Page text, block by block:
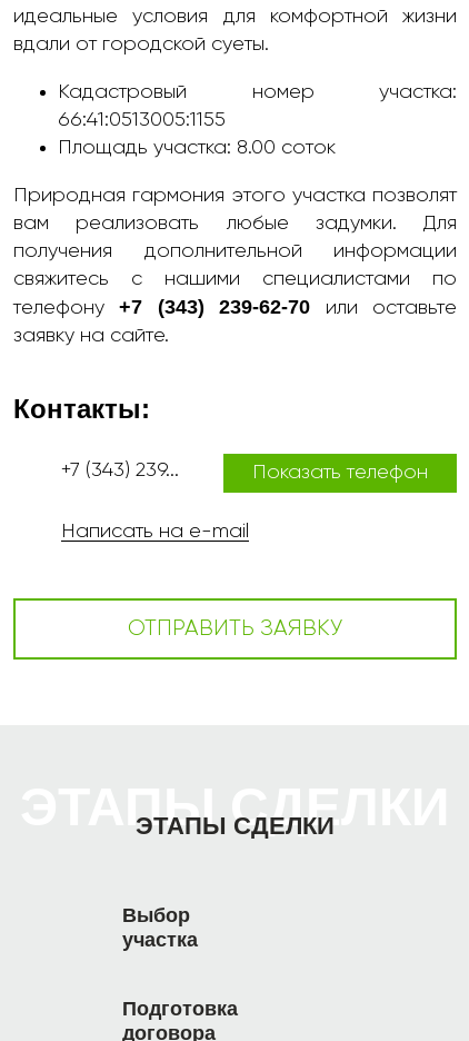
идеальные условия для комфортной жизни
вдали от городской суеты.
Кадастровый номер участка:
66:41:0513005:1155
Площадь участка: 8.00 соток
Природная гармония этого участка позволят
вам реализовать любые задумки. Для
получения дополнительной информации
свяжитесь с нашими специалистами по
телефону+7 (343) 239-62-70 или оставьте
заявку на сайте.
Контакты:
+7 (343) 239... Показать телефон
Написать на e-mail
ОТПРАВИТЬ ЗАЯВКУ
ЭТАПЫ СДЕЛКИ
ЭТАПЫ СДЕЛКИ
Выбор
участка
Подготовка
договора